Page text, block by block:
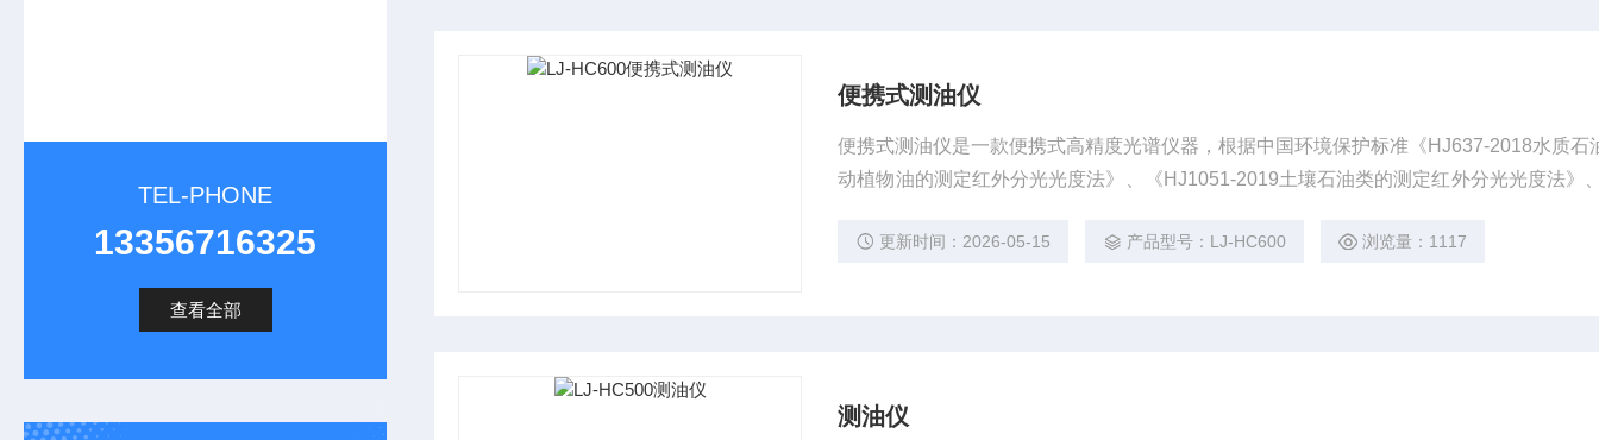
TEL-PHONE
13356716325
查看全部
便携式测油仪
便携式测油仪是一款便携式高精度光谱仪器，根据中国环境保护标准《HJ637-2018水质石
动植物油的测定红外分光光度法》、《HJ1051-2019土壤石油类的测定红外分光光度法》
水、地下水、工业废水、土壤、固定污染源废气、油烟和油雾中含油量的测定的专用红外
更新时间：2026-05-15 产品型号：LJ-HC600 浏览量：1117
测油仪